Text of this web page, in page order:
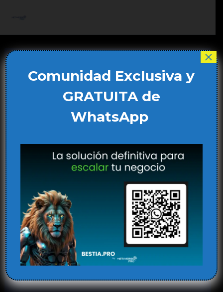
contenido
Cómo la robótica y la IA
están revolucionando la
industria
Deja un comentario/Blog,inteligencia artificial/ Por
Elena
Comunidad Exclusiva y
GRATUITA de
WhatsApp
×